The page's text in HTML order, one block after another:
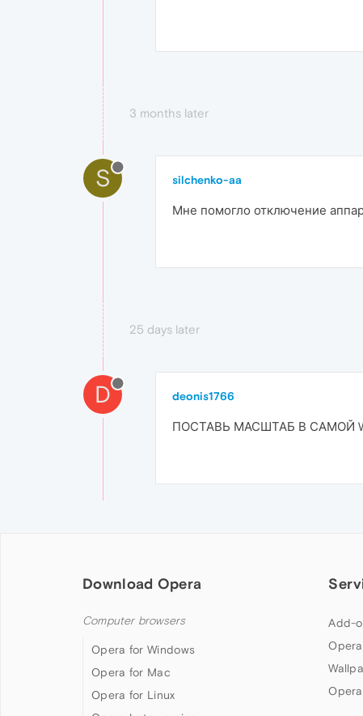
3 months later
S silchenko-aa
Мне помогло отключение
25 days later
D deonis1766
ПОСТАВЬ МАСШТАБ В САМОЙ
Download Opera
Computer browsers
Opera for Windows
Opera for Mac
Opera for Linux
Add-